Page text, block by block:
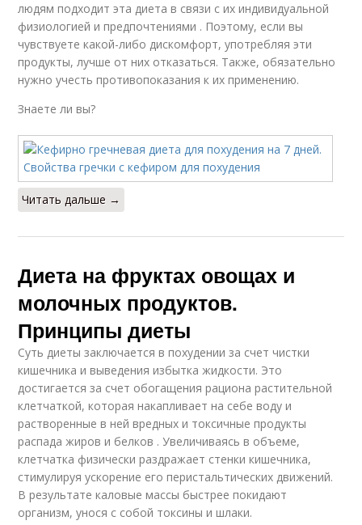
людям подходит эта диета в связи с их индивидуальной
физиологией и предпочтениями . Поэтому, если вы
чувствуете какой-либо дискомфорт, употребляя эти
продукты, лучше от них отказаться. Также, обязательно
нужно учесть противопоказания к их применению.
Знаете ли вы?
Читать дальше →
Диета на фруктах овощах и
молочных продуктов.
Принципы диеты
Суть диеты заключается в похудении за счет чистки
кишечника и выведения избытка жидкости. Это
достигается за счет обогащения рациона растительной
клетчаткой, которая накапливает на себе воду и
растворенные в ней вредных и токсичные продукты
распада жиров и белков . Увеличиваясь в объеме,
клетчатка физически раздражает стенки кишечника,
стимулируя ускорение его перистальтических движений.
В результате каловые массы быстрее покидают
организм, унося с собой токсины и шлаки.